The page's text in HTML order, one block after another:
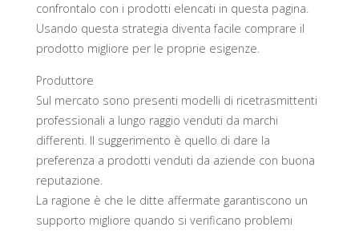
confrontalo con i prodotti elencati in questa pagina.
Usando questa strategia diventa facile comprare il
prodotto migliore per le proprie esigenze.
Produttore
Sul mercato sono presenti modelli di ricetrasmittenti
professionali a lungo raggio venduti da marchi
differenti. Il suggerimento è quello di dare la
preferenza a prodotti venduti da aziende con buona
reputazione.
La ragione è che le ditte affermate garantiscono un
supporto migliore quando si verificano problemi